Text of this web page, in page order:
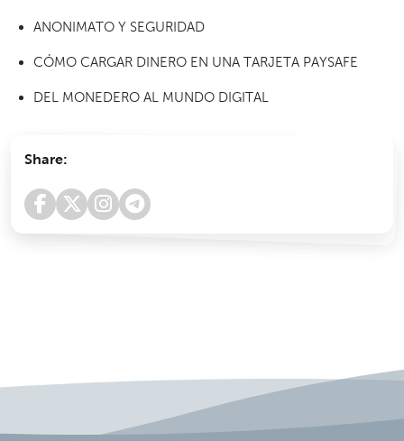
ANONIMATO Y SEGURIDAD
CÓMO CARGAR DINERO EN UNA TARJETA PAYSAFE
DEL MONEDERO AL MUNDO DIGITAL
Share: